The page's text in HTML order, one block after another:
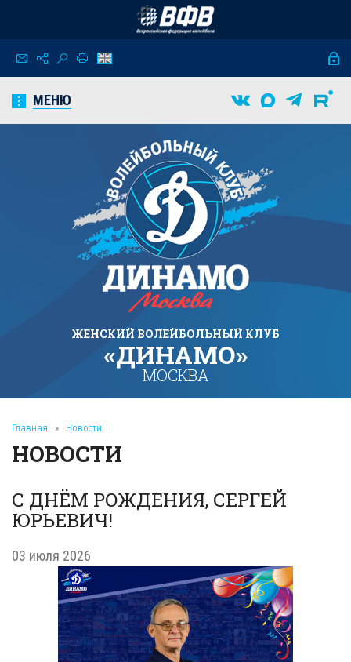
МЕНЮ
ЖЕНСКИЙ ВОЛЕЙБОЛЬНЫЙ КЛУБ
«ДИНАМО»
МОСКВА
Главная » Новости
НОВОСТИ
С ДНЁМ РОЖДЕНИЯ, СЕРГЕЙ
ЮРЬЕВИЧ!
03 июля 2026